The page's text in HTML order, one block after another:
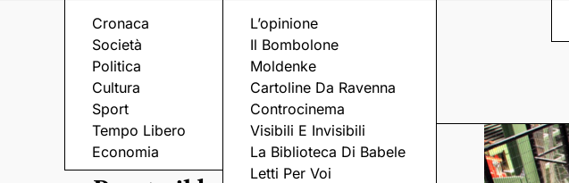
Cronaca
Società
Politica
Cultura
Sport
Tempo Libero
Economia
L’opinione
Il Bombolone
Moldenke
Cartoline Da Ravenna
Controcinema
Visibili E Invisibili
La Biblioteca Di Babele
Letti Per Voi
LAVORO